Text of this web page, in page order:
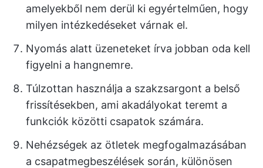
amelyekből nem derül ki egyértelműen, hogy
milyen intézkedéseket várnak el.
Nyomás alatt üzeneteket írva jobban oda kell
figyelni a hangnemre.
Túlzottan használja a szakzsargont a belső
frissítésekben, ami akadályokat teremt a
funkciók közötti csapatok számára.
Nehézségek az ötletek megfogalmazásában
a csapatmegbeszélések során, különösen